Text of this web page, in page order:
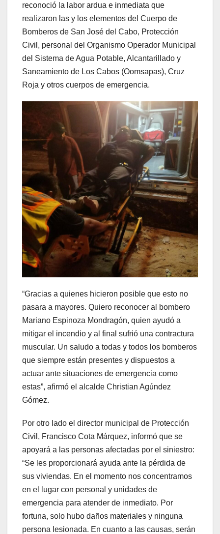
reconoció la labor ardua e inmediata que
realizaron las y los elementos del Cuerpo de
Bomberos de San José del Cabo, Protección
Civil, personal del Organismo Operador Municipal
del Sistema de Agua Potable, Alcantarillado y
Saneamiento de Los Cabos (Oomsapas), Cruz
Roja y otros cuerpos de emergencia.
“Gracias a quienes hicieron posible que esto no
pasara a mayores. Quiero reconocer al bombero
Mariano Espinoza Mondragón, quien ayudó a
mitigar el incendio y al final sufrió una contractura
muscular. Un saludo a todas y todos los bomberos
que siempre están presentes y dispuestos a
actuar ante situaciones de emergencia como
estas”, afirmó el alcalde Christian Agúndez
Gómez.
Por otro lado el director municipal de Protección
Civil, Francisco Cota Márquez, informó que se
apoyará a las personas afectadas por el siniestro:
“Se les proporcionará ayuda ante la pérdida de
sus viviendas. En el momento nos concentramos
en el lugar con personal y unidades de
emergencia para atender de inmediato. Por
fortuna, solo hubo daños materiales y ninguna
persona lesionada. En cuanto a las causas, serán